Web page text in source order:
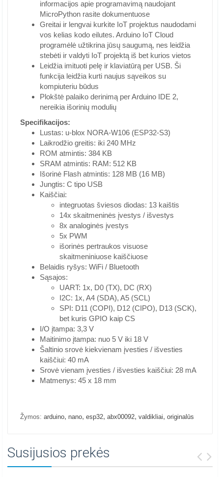
informacijos apie programavimą naudojant
MicroPython rasite dokumentuose
Greitai ir lengvai kurkite IoT projektus naudodami
vos kelias kodo eilutes. Arduino IoT Cloud
programėlė užtikrina jūsų saugumą, nes leidžia
stebėti ir valdyti IoT projektą iš bet kurios vietos
Leidžia imituoti pelę ir klaviatūrą per USB. Ši
funkcija leidžia kurti naujus sąveikos su
kompiuteriu būdus
Plokštė palaiko derinimą per Arduino IDE 2,
nereikia išorinių modulių
Specifikacijos:
Lustas: u-blox NORA-W106 (ESP32-S3)
Laikrodžio greitis: iki 240 MHz
ROM atmintis: 384 KB
SRAM atmintis: RAM: 512 KB
Išorinė Flash atmintis: 128 MB (16 MB)
Jungtis: C tipo USB
Kaiščiai:
integruotas šviesos diodas: 13 kaištis
14x skaitmeninės įvestys / išvestys
8x analoginės įvestys
5x PWM
išorinės pertraukos visuose
skaitmeniniuose kaiščiuose
Belaidis ryšys: WiFi / Bluetooth
Sąsajos:
UART: 1x, D0 (TX), DC (RX)
I2C: 1x, A4 (SDA), A5 (SCL)
SPI: D11 (COPI), D12 (CIPO), D13 (SCK),
bet kuris GPIO kaip CS
I/O įtampa: 3,3 V
Maitinimo įtampa: nuo 5 V iki 18 V
Šaltinio srovė kiekvienam įvesties / išvesties
kaiščiui: 40 mA
Srovė vienam įvesties / išvesties kaiščiui: 28 mA
Matmenys: 45 x 18 mm
Žymos: arduino, nano, esp32, abx00092, valdikliai, originalūs
Susijusios prekės